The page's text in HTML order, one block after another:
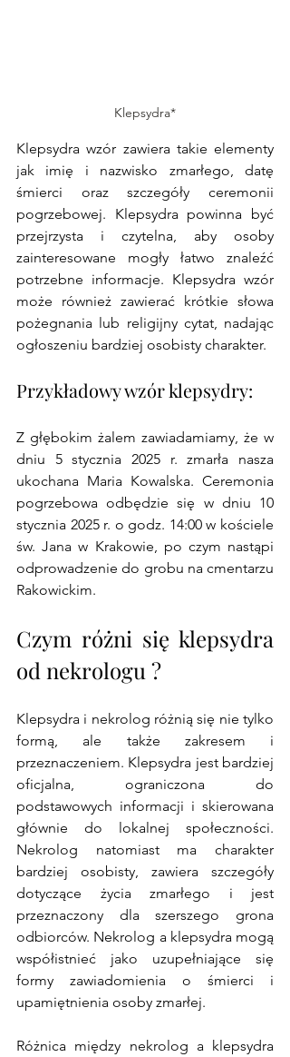
Klepsydra*
Klepsydra wzór zawiera takie elementy
jak imię i nazwisko zmarłego, datę
śmierci oraz szczegóły ceremonii
pogrzebowej. Klepsydra powinna być
przejrzysta i czytelna, aby osoby
zainteresowane mogły łatwo znaleźć
potrzebne informacje. Klepsydra wzór
może również zawierać krótkie słowa
pożegnania lub religijny cytat, nadając
ogłoszeniu bardziej osobisty charakter.
Przykładowy wzór klepsydry:
Z głębokim żalem zawiadamiamy, że w
dniu 5 stycznia 2025 r. zmarła nasza
ukochana Maria Kowalska. Ceremonia
pogrzebowa odbędzie się w dniu 10
stycznia 2025 r. o godz. 14:00 w kościele
św. Jana w Krakowie, po czym nastąpi
odprowadzenie do grobu na cmentarzu
Rakowickim.
Czym różni się klepsydra
od nekrologu ?
Klepsydra i nekrolog różnią się nie tylko
formą, ale także zakresem i
przeznaczeniem. Klepsydra jest bardziej
oficjalna, ograniczona do
podstawowych informacji i skierowana
głównie do lokalnej społeczności.
Nekrolog natomiast ma charakter
bardziej osobisty, zawiera szczegóły
dotyczące życia zmarłego i jest
przeznaczony dla szerszego grona
odbiorców. Nekrolog a klepsydra mogą
współistnieć jako uzupełniające się
formy zawiadomienia o śmierci i
upamiętnienia osoby zmarłej.
Różnica między nekrolog a klepsydra